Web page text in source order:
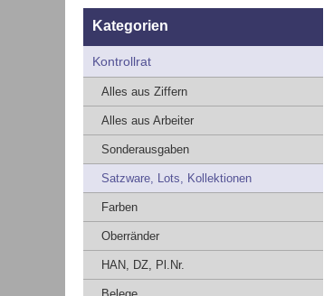
Kategorien
Kontrollrat
Alles aus Ziffern
Alles aus Arbeiter
Sonderausgaben
Satzware, Lots, Kollektionen
Farben
Oberränder
HAN, DZ, Pl.Nr.